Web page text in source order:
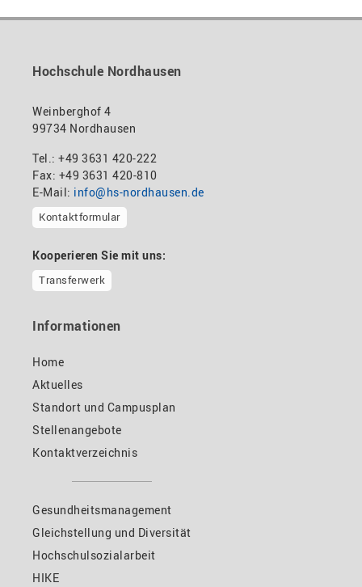
Hochschule Nordhausen
Weinberghof 4
99734 Nordhausen
Tel.: +49 3631 420-222
Fax: +49 3631 420-810
E-Mail: info@hs-nordhausen.de
Kontaktformular
Kooperieren Sie mit uns:
Transferwerk
Informationen
Home
Aktuelles
Standort und Campusplan
Stellenangebote
Kontaktverzeichnis
Gesundheitsmanagement
Gleichstellung und Diversität
Hochschulsozialarbeit
HIKE